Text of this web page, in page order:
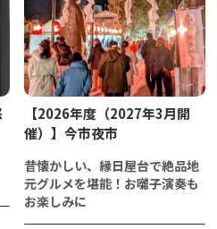
【2026年度（2027年3月開
催）】今市夜市
昔懐かしい、縁日屋台で絶品地
元グルメを堪能！お囃子演奏も
お楽しみに